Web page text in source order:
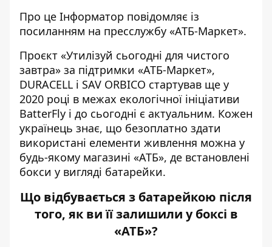
Про це Інформатор повідомляє із
посиланням на пресслужбу «АТБ-Маркет».
Проєкт «Утилізуй сьогодні для чистого
завтра» за підтримки «АТБ-Маркет»,
DURACELL і SAV ORBICO стартував ще у
2020 році в межах екологічної ініціативи
BatterFly і до сьогодні є актуальним. Кожен
українець знає, що безоплатно здати
використані елементи живлення можна у
будь-якому магазині «АТБ», де встановлені
бокси у вигляді батарейки.
Що відбувається з батарейкою після
того, як ви її залишили у боксі в
«АТБ»?